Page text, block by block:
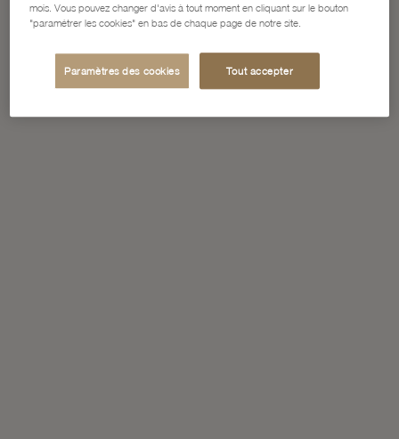
mois. Vous pouvez changer d'avis à tout moment en cliquant sur le bouton
"paramétrer les cookies" en bas de chaque page de notre site.
Paramètres des cookies Tout accepter